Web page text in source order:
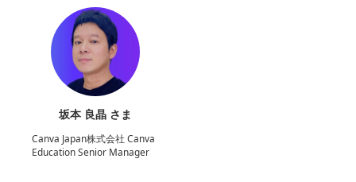
坂本 良晶 さま
Canva Japan株式会社 Canva
Education Senior Manager